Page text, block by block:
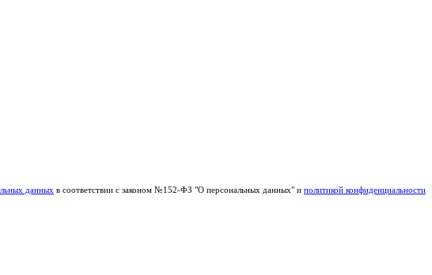
данных в соответствии с законом №152-ФЗ "О персональных данных" и политикой конфиденциальности